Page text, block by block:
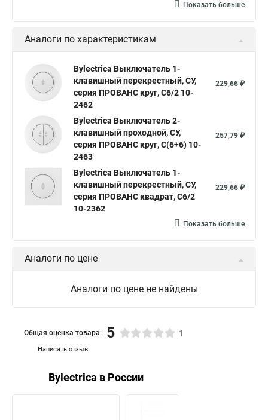
Показать больше
Аналоги по характеристикам
Bylectrica Выключатель 1-
клавишный перекрестный, СУ,
серия ПРОВАНС круг, С6/2 10-
2462
229,66 ₽
Bylectrica Выключатель 2-
клавишный проходной, СУ,
серия ПРОВАНС круг, С(6+6) 10-
2463
257,79 ₽
Bylectrica Выключатель 1-
клавишный перекрестный, СУ,
серия ПРОВАНС квадрат, С6/2
10-2362
229,66 ₽
Показать больше
Аналоги по цене
Аналоги по цене не найдены
Написать отзыв
Общая оценка товара: 5 1
Bylectrica в России